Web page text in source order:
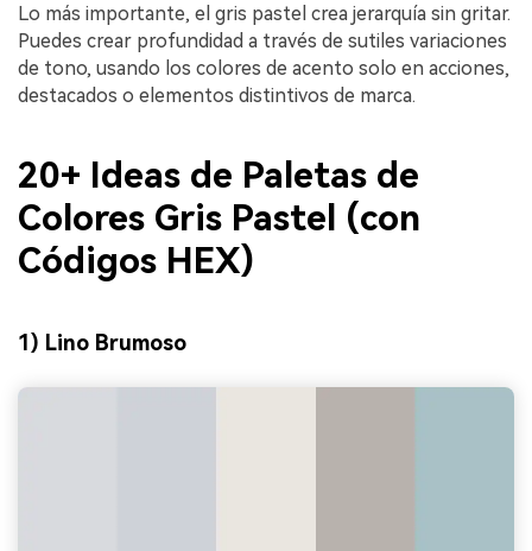
Lo más importante, el gris pastel crea jerarquía sin gritar.
Puedes crear profundidad a través de sutiles variaciones
de tono, usando los colores de acento solo en acciones,
destacados o elementos distintivos de marca.
20+ Ideas de Paletas de
Colores Gris Pastel (con
Códigos HEX)
1) Lino Brumoso